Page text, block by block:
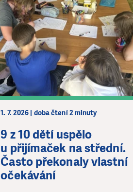
1. 7. 2026 | doba čtení 2 minuty
9 z 10 dětí uspělo
u přijímaček na střední.
Často překonaly vlastní
očekávání